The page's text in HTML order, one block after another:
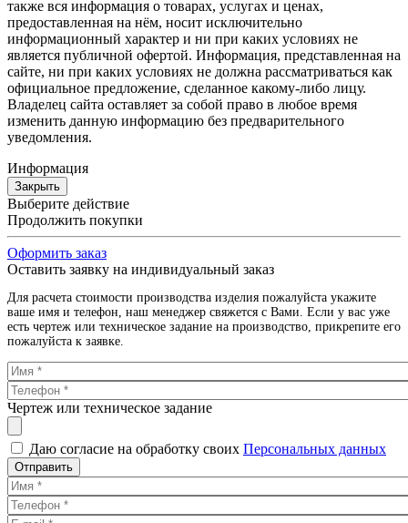
также вся информация о товарах, услугах и ценах,
предоставленная на нём, носит исключительно
информационный характер и ни при каких условиях не
является публичной офертой. Информация, представленная на
сайте, ни при каких условиях не должна рассматриваться как
официальное предложение, сделанное какому-либо лицу.
Владелец сайта оставляет за собой право в любое время
изменить данную информацию без предварительного
уведомления.
Информация
Закрыть
Выберите действие
Продолжить покупки
Оформить заказ
Оставить заявку на индивидуальный заказ
Для расчета стоимости производства изделия пожалуйста укажите
ваше имя и телефон, наш менеджер свяжется с Вами. Если у вас уже
есть чертеж или техническое задание на производство, прикрепите его
пожалуйста к заявке.
Чертеж или техническое задание
Даю согласие на обработку своих Персональных данных
Отправить